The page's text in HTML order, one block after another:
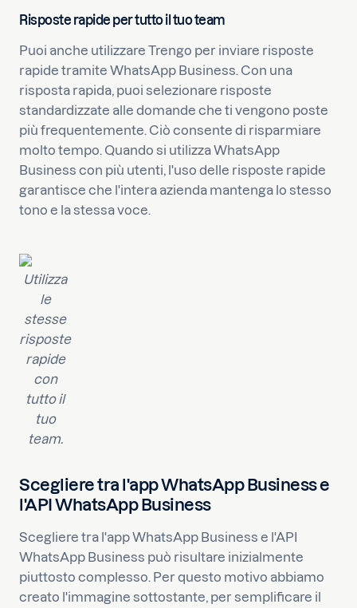
Risposte rapide per tutto il tuo team
Puoi anche utilizzare Trengo per inviare risposte
rapide tramite WhatsApp Business. Con una
risposta rapida, puoi selezionare risposte
standardizzate alle domande che ti vengono poste
più frequentemente. Ciò consente di risparmiare
molto tempo. Quando si utilizza WhatsApp
Business con più utenti, l'uso delle risposte rapide
garantisce che l'intera azienda mantenga lo stesso
tono e la stessa voce.
Utilizza
le
stesse
risposte
rapide
con
tutto il
tuo
team.
Scegliere tra l'app WhatsApp Business e
l'API WhatsApp Business
Scegliere tra l'app WhatsApp Business e l'API
WhatsApp Business può risultare inizialmente
piuttosto complesso. Per questo motivo abbiamo
creato l'immagine sottostante, per semplificare il